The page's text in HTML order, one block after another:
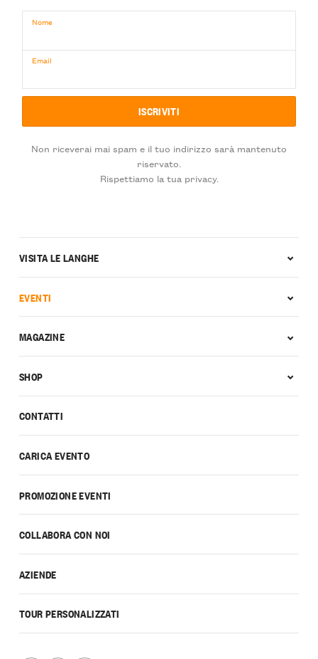
Nome
Email
Non riceverai mai spam e il tuo indirizzo sarà mantenuto
riservato.
Rispettiamo la tua privacy.
CONTATTI
CARICA EVENTO
PROMOZIONE EVENTI
COLLABORA CON NOI
AZIENDE
TOUR PERSONALIZZATI
VISITA LE LANGHE
EVENTI
MAGAZINE
SHOP